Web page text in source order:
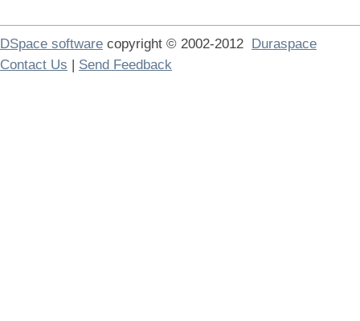
DSpace software copyright © 2002-2012 Duraspace
Contact Us | Send Feedback